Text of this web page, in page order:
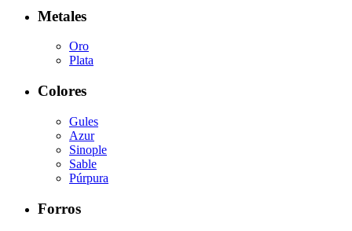
Metales
Oro
Plata
Colores
Gules
Azur
Sinople
Sable
Púrpura
Forros